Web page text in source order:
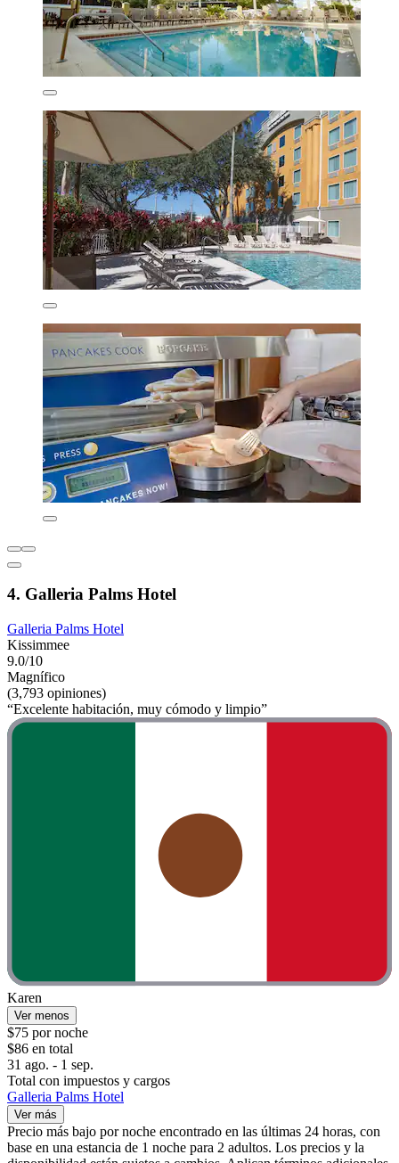
4. Galleria Palms Hotel
Galleria Palms Hotel
Kissimmee
9.0/10
Magnífico
(3,793 opiniones)
“Excelente habitación, muy cómodo y limpio”
Karen
Ver menos
$75 por noche
$86 en total
31 ago. - 1 sep.
Total con impuestos y cargos
Galleria Palms Hotel
Ver más
Precio más bajo por noche encontrado en las últimas 24 horas, con
base en una estancia de 1 noche para 2 adultos. Los precios y la